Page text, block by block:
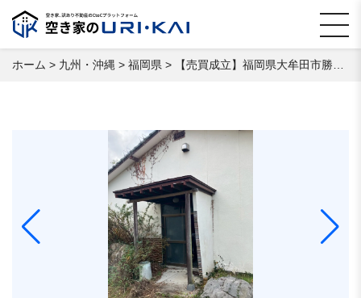
ホーム > 九州・沖縄 > 福岡県 > 【売買成立】福岡県大牟田市勝立 空き家